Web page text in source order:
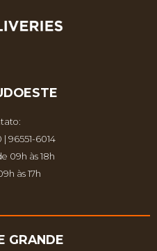
| 96551-6014
09h às 18h
às 17h
GRANDE